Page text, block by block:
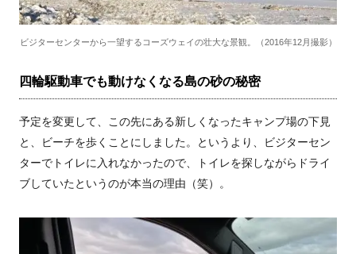
ビジターセンターから一望するコーズウェイの壮大な景観。（2016年12月撮影）
四輪駆動車でも動けなくなる島の砂の秘密
予定を変更して、この先にある新しくなったキャンプ場の下見
と、ビーチを歩くことにしました。というより、ビジターセン
ターでトイレに入れなかったので、トイレを探しながらドライ
ブしていたというのが本当の理由（笑）。